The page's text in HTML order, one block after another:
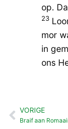
op.
23
mor
in
ons
Vorige
VORIGE
Braif aan